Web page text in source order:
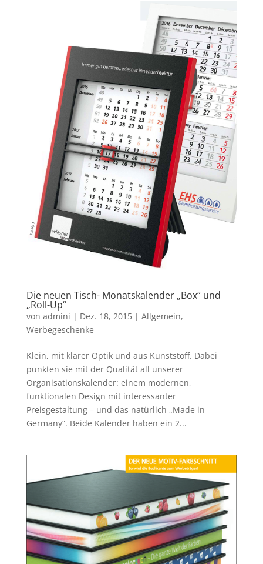
Die neuen Tisch- Monatskalender „Box“ und
„Roll-Up“
von admini | Dez. 18, 2015| Allgemein,
Werbegeschenke
Klein, mit klarer Optik und aus Kunststoff. Dabei
punkten sie mit der Qualität all unserer
Organisationskalender: einem modernen,
funktionalen Design mit interessanter
Preisgestaltung – und das natürlich „Made in
Germany“. Beide Kalender haben ein 2...